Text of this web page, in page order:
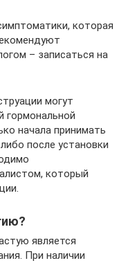
которая
– записаться на
могут
гормональной
начала принимать
после установки
который
является
При наличии